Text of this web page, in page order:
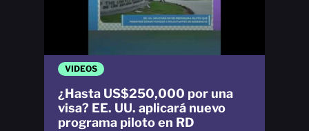
VIDEOS
¿Hasta US$250,000 por una
visa? EE. UU. aplicará nuevo
programa piloto en RD